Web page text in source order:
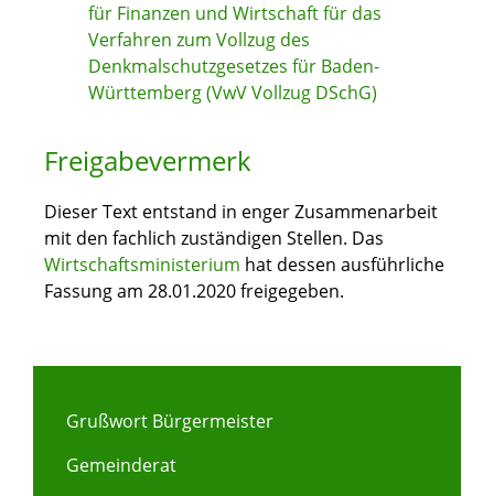
für Finanzen und Wirtschaft für das
Verfahren zum Vollzug des
Denkmalschutzgesetzes für Baden-
Württemberg (VwV Vollzug DSchG)
Freigabevermerk
Dieser Text entstand in enger Zusammenarbeit
mit den fachlich zuständigen Stellen. Das
Wirtschaftsministerium hat dessen ausführliche
Fassung am 28.01.2020 freigegeben.
Grußwort Bürgermeister
Gemeinderat